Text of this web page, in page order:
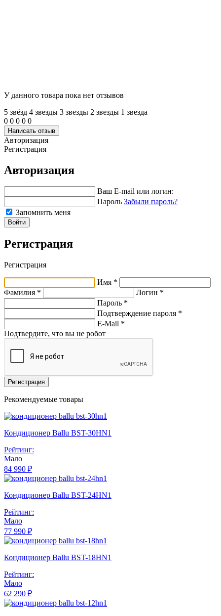
У данного товара пока нет отзывов
5 звёзд 4 звeзды 3 звeзды 2 звeзды 1 звeзда
0 0 0 0 0
Написать отзыв
Авторизация
Регистрация
Авторизация
Ваш E-mail или логин:
Пароль Забыли пароль?
Запомнить меня
Войти
Регистрация
Регистрация
Имя *
Фамилия *
Логин *
Пароль *
Подтверждение пароля *
E-Mail *
Подтвердите, что вы не робот
Регистрация
Рекомендуемые товары
Кондиционер Ballu BST-30HN1
Рейтинг:
Мало
84 990 ₽
Кондиционер Ballu BST-24HN1
Рейтинг:
Мало
77 990 ₽
Кондиционер Ballu BST-18HN1
Рейтинг:
Мало
62 290 ₽